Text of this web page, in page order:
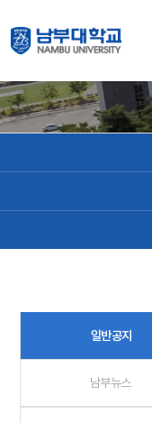
일반공지
남부뉴스